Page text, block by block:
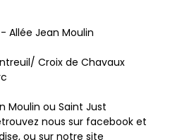
Allée Jean Moulin
Croix de Chavaux
Moulin ou Saint Just
nous sur facebook et
ou sur notre site